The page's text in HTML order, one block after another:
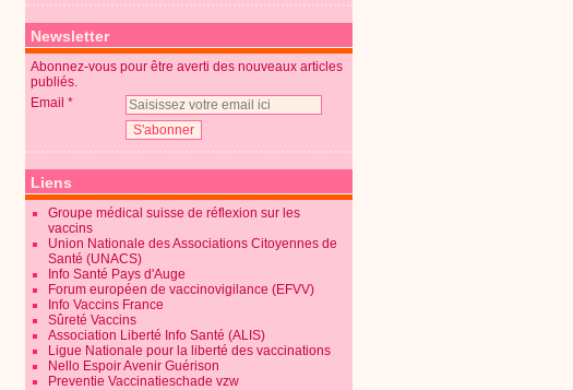
Newsletter
Abonnez-vous pour être averti des nouveaux articles
publiés.
Email
Liens
Groupe médical suisse de réflexion sur les
vaccins
Union Nationale des Associations Citoyennes de
Santé (UNACS)
Info Santé Pays d'Auge
Forum européen de vaccinovigilance (EFVV)
Info Vaccins France
Sûreté Vaccins
Association Liberté Info Santé (ALIS)
Ligue Nationale pour la liberté des vaccinations
Nello Espoir Avenir Guérison
Preventie Vaccinatieschade vzw